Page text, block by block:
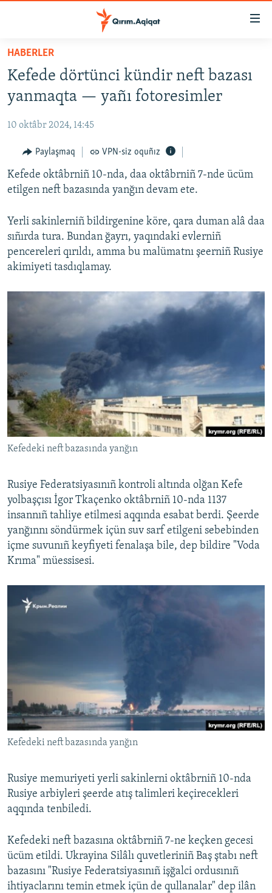
Esas
qaytmaq
Baş
navigatsiyağa
qaytmaq
qaytmaq
HABERLER
İQTİSADİYAT
CEMİYET
MEDENİYET
İNSAN AQLARI
VİDEO
SÜRET
BLOGLAR
FİKİR
Русский
RFE/RS bütün saytları
HABERLER
Kefede dörtünci kündir neft bazası
yanmaqta — yañı fotoresimler
10 oktâbr 2024, 14:45
Paylaşmaq VPN-siz oquñız
Kefede oktâbrniñ 10-nda, daa oktâbrniñ 7-nde ücüm
etilgen neft bazasında yanğın devam ete.
Yerli sakinlerniñ bildirgenine köre, qara duman alâ daa
sıñırda tura. Bundan ğayrı, yaqındaki evlerniñ
pencereleri qırıldı, amma bu malümatnı şeerniñ Rusiye
akimiyeti tasdıqlamay.
Kefedeki neft bazasında yanğın
Rusiye Federatsiyasınıñ kontroli altında olğan Kefe
yolbaşçısı İgor Tkaçenko oktâbrniñ 10-nda 1137
insannıñ tahliye etilmesi aqqında esabat berdi. Şeerde
yanğınnı söndürmek içün suv sarf etilgeni sebebinden
içme suvunıñ keyfiyeti fenalaşa bile, dep bildire "Voda
Krıma" müessisesi.
Kefedeki neft bazasında yanğın
Rusiye memuriyeti yerli sakinlerni oktâbrniñ 10-nda
Rusiye arbiyleri şeerde atış talimleri keçirecekleri
aqqında tenbiledi.
Kefedeki neft bazasına oktâbrniñ 7-ne keçken gecesi
ücüm etildi. Ukrayina Silâlı quvetleriniñ Baş ştabı neft
bazasını "Rusiye Federatsiyasınıñ işğalci ordusınıñ
ihtiyaclarını temin etmek içün de qullanalar" dep ilân